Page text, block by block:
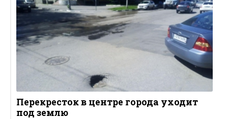
Перекресток в центре города уходит
под землю